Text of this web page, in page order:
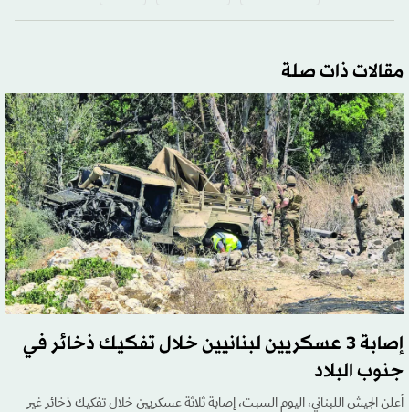
مقالات ذات صلة
إصابة 3 عسكريين لبنانيين خلال تفكيك ذخائر في
جنوب البلاد
أعلن الجيش اللبناني، اليوم السبت، إصابة ثلاثة عسكريين خلال تفكيك ذخائر غير